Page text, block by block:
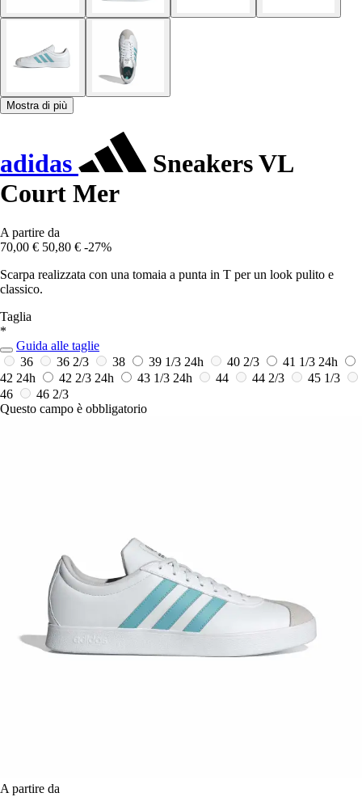
Mostra di più
adidas
Sneakers VL
Court Mer
A partire da
70,00 € 50,80 € -27%
Scarpa realizzata con una tomaia a punta in T per un look pulito e
classico.
Taglia
*
Guida alle taglie
36
36 2/3 38 39 1/3 24h 40 2/3 41 1/3 24h
42 24h 42 2/3 24h 43 1/3 24h 44 44 2/3
45 1/3
46
46 2/3
Questo campo è obbligatorio
A partire da